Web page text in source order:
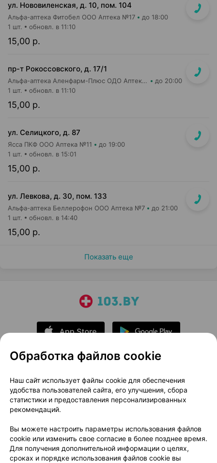
ул. Нововиленская, д. 10, пом. 104
Альфа-аптека Фитобел ООО Аптека №17 до 18:00
15,00 р.
1 шт. обновл. в 11:10
пр-т Рокоссовского, д. 17/1
Альфа-аптека Аленфарм-Плюс ОДО Аптека №1 до 20:00
15,00 р.
1 шт. обновл. в 11:10
ул. Селицкого, д. 87
Ясса ПКФ ООО Аптека №11 до 19:00
15,00 р.
1 шт. обновл. в 15:01
ул. Левкова, д. 30, пом. 133
Альфа-аптека Беллерофон ООО Аптека №7 до 21:00
15,00 р.
1 шт. обновл. в 14:40
Показать еще
О проекте
Новости проекта
Размещение рекламы
Медицинский маркетинг
Публичный договор
Доставка
Способы оплаты
Вакансии
Партнеры
Написать руководителю 103.by
Написать в поддержку
Обработка файлов cookie
Наш сайт использует файлы cookie для обеспечения
удобства пользователей сайта, его улучшения, сбора
статистики и предоставления персонализированных
рекомендаций.
Вы можете настроить параметры использования файлов
cookie или изменить свое согласие в более позднее время.
Для получения дополнительной информации о целях,
сроках и порядке использования файлов cookie вы